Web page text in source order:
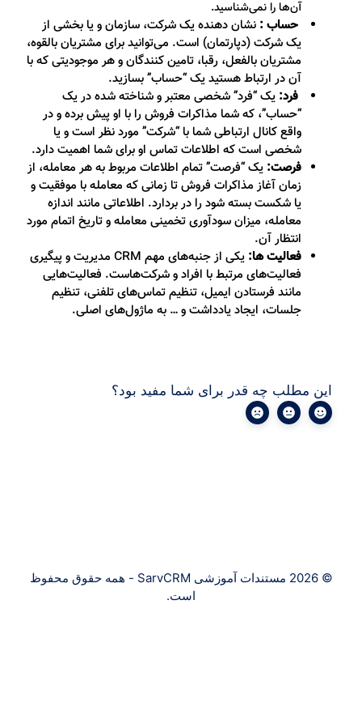
شناسید.
نشان دهنده یک شرکت، سازمان و یا بخشی از
شرکت (دپارتمان) است. می‌­توانید برای مشتریان بالقوه،
بالفعل، رقبا، تامین کنندگان و هر موجودیتی که با
در ارتباط هستید یک “حساب” بسازید.
یک “فرد” شخصی معتبر و شناخته شده در یک
که شما مذاکرات فروش را با او پیش برده و در
کانال ارتباطی شما با “شرکت” مورد نظر است و یا
است که اطلاعات تماس او برای شما اهمیت دارد.
یک “فرصت” تمام اطلاعات مربوط به هر معامله، از
آغاز مذاکرات فروش تا زمانی که معامله با موفقیت و
شکست بسته شود را در بردارد. اطلاعاتی مانند اندازه
میزان سودآوری تخمینی معامله و تاریخ اتمام مورد
ها:
یکی از جنبه‌های مهم CRM مدیریت و پیگیری
مرتبط با افراد و شرکت­‌هاست. فعالیت‌هایی
فرستادن ایمیل، تنظیم تماس­‌های تلفنی، تنظیم
ایجاد یادداشت و … به ماژول‌های اصلی.
چه قدر برای شما مفید بود؟
© 2026 مستندات آموزشی SarvCRM - همه حقوق محفوظ